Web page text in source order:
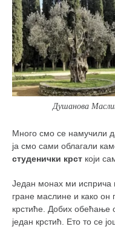
Душанова
Много смо се намучили
ја смо сами облагали
студенички крст који
Један монах ми исприча
гране маслине и како он
крстиће. Добих обећање
један крстић. Ето то се